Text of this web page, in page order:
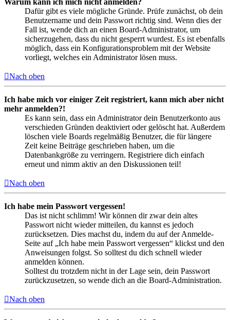
Warum kann ich mich nicht anmelden?
Dafür gibt es viele mögliche Gründe. Prüfe zunächst, ob dein
Benutzername und dein Passwort richtig sind. Wenn dies der
Fall ist, wende dich an einen Board-Administrator, um
sicherzugehen, dass du nicht gesperrt wurdest. Es ist ebenfalls
möglich, dass ein Konfigurationsproblem mit der Website
vorliegt, welches ein Administrator lösen muss.
Nach oben
Ich habe mich vor einiger Zeit registriert, kann mich aber nicht
mehr anmelden?!
Es kann sein, dass ein Administrator dein Benutzerkonto aus
verschieden Gründen deaktiviert oder gelöscht hat. Außerdem
löschen viele Boards regelmäßig Benutzer, die für längere
Zeit keine Beiträge geschrieben haben, um die
Datenbankgröße zu verringern. Registriere dich einfach
erneut und nimm aktiv an den Diskussionen teil!
Nach oben
Ich habe mein Passwort vergessen!
Das ist nicht schlimm! Wir können dir zwar dein altes
Passwort nicht wieder mitteilen, du kannst es jedoch
zurücksetzen. Dies machst du, indem du auf der Anmelde-
Seite auf „Ich habe mein Passwort vergessen“ klickst und den
Anweisungen folgst. So solltest du dich schnell wieder
anmelden können.
Solltest du trotzdem nicht in der Lage sein, dein Passwort
zurückzusetzen, so wende dich an die Board-Administration.
Nach oben